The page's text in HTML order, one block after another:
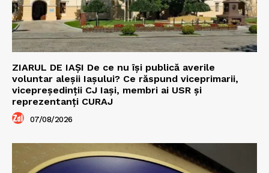
ZIARUL DE IAȘI De ce nu își publică averile
voluntar aleșii Iașului? Ce răspund viceprimarii,
vicepreședinții CJ Iași, membri ai USR și
reprezentanți CURAJ
07/08/2026